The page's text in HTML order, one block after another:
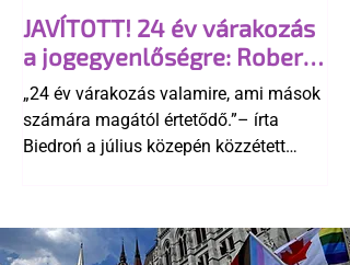
elismerését. Közben az ellenzéken belül
is vita robbant ki arról, hogy vissza
kellene-e vonni a kormány konzervatív
alkotmánymódosítását
JAVÍTOTT! 24 év várakozás
a jogegyenlőségre: Robert
Biedroń megindító üzenete
a lengyel bejegyzett
élettársi kapcsolatokért
„24 év várakozás valamire, ami mások
számára magától értetődő.”– írta
Biedroń a július közepén közzétett